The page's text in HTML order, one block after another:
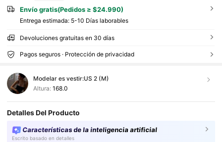
Envío gratis(Pedidos ≥ $24.990)
Entrega estimada: 5-10 Días laborables
Devoluciones gratuitas en 30 días
Pagos seguros · Protección de privacidad
Modelar es vestir:US 2 (M)
Altura: 168.0
Detalles Del Producto
Características de la inteligencia artificial
Escrito basado en detalles